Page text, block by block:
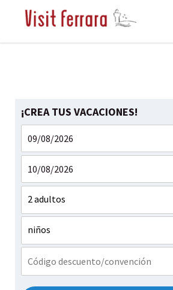
¡CREA TUS VACACIONES!
2 adultos
niños